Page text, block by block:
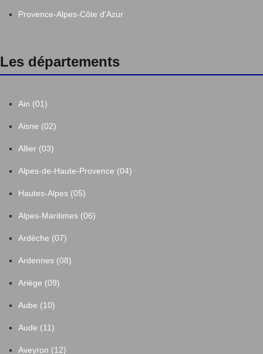
Provence-Alpes-Côte d'Azur
Les départements
Ain (01)
Aisne (02)
Allier (03)
Alpes-de-Haute-Provence (04)
Hautes-Alpes (05)
Alpes-Maritimes (06)
Ardèche (07)
Ardennes (08)
Ariège (09)
Aube (10)
Aude (11)
Aveyron (12)